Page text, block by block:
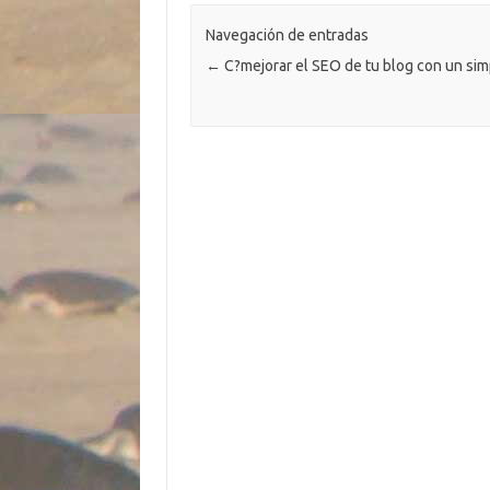
Navegación de entradas
← C?mejorar el SEO de tu blog con un